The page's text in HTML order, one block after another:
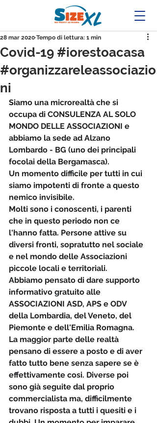
Covid-19 #iorestoacasa
#organizzareleassociazio
ni
28 mar 2020 Tempo di lettura: 1 min
Siamo una microrealtà che si
occupa di CONSULENZA AL SOLO
MONDO DELLE ASSOCIAZIONI e
abbiamo la sede ad Alzano
Lombardo - BG (uno dei principali
focolai della Bergamasca).
Un momento difficile per tutti in cui
siamo impotenti di fronte a questo
nemico invisibile.
Molti sono i conoscenti, i parenti
che in questo periodo non ce
l'hanno fatta. Persone attive su
diversi fronti, sopratutto nel sociale
e nel mondo delle Associazioni
piccole locali e territoriali.
Abbiamo pensato di dare supporto
informativo gratuito alle
ASSOCIAZIONI ASD, APS e ODV
della Lombardia, del Veneto, del
Piemonte e dell'Emilia Romagna.
La maggior parte delle realtà
pensano di essere a posto e di aver
fatto tutto bene senza sapere se è
effettivamente cosi. Diverse poi
sono già seguite dal proprio
commercialista ma, difficilmente
trovano risposta a tutti i quesiti e i